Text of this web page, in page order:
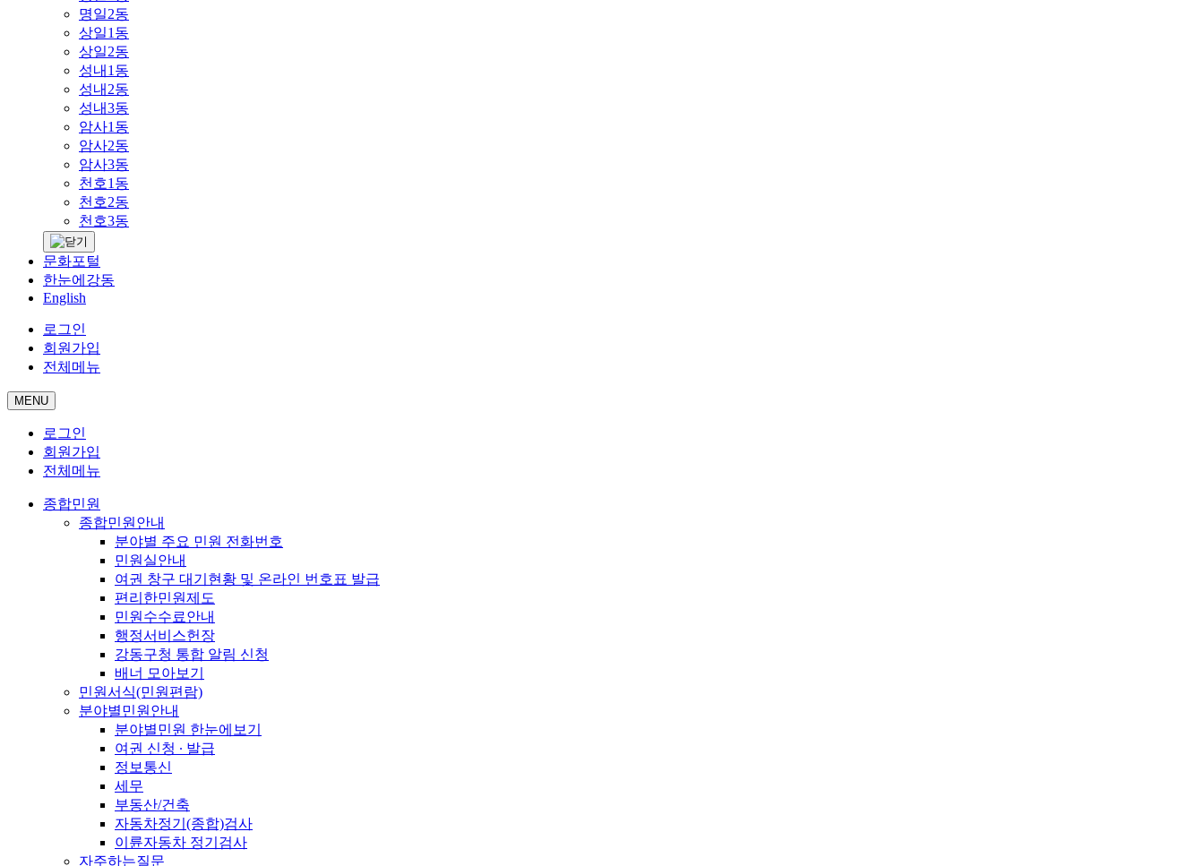
명일2동
상일1동
상일2동
성내1동
성내2동
성내3동
암사1동
암사2동
암사3동
천호1동
천호2동
천호3동
문화포털
한눈에강동
English
로그인
회원가입
전체메뉴
MENU
로그인
회원가입
전체메뉴
종합민원
종합민원안내
분야별 주요 민원 전화번호
민원실안내
여권 창구 대기현황 및 온라인 번호표 발급
편리한민원제도
민원수수료안내
행정서비스헌장
강동구청 통합 알림 신청
배너 모아보기
민원서식(민원편람)
분야별민원안내
분야별민원 한눈에보기
여권 신청 ∙ 발급
정보통신
세무
부동산/건축
자동차정기(종합)검사
이륜자동차 정기검사
자주하는질문